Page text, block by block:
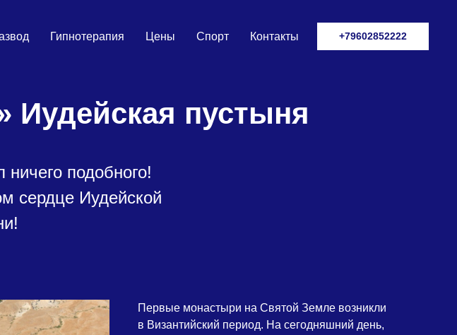
Гипнотерапия Цены Спорт Контакты +79602852222
Иудейская пустыня
подобного!
сердце Иудейской
Первые монастыри на Святой Земле возникли
в Византийский период. На сегодняшний день,